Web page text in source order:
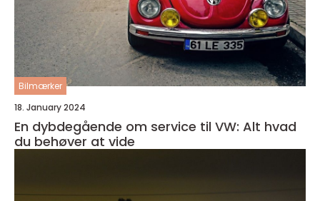
Bilmærker
18. January 2024
En dybdegående om service til VW: Alt hvad
du behøver at vide